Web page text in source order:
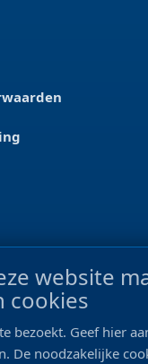
CONTACT
125a
website
cookies
bezoekt. Geef hier
De noodzakelijke